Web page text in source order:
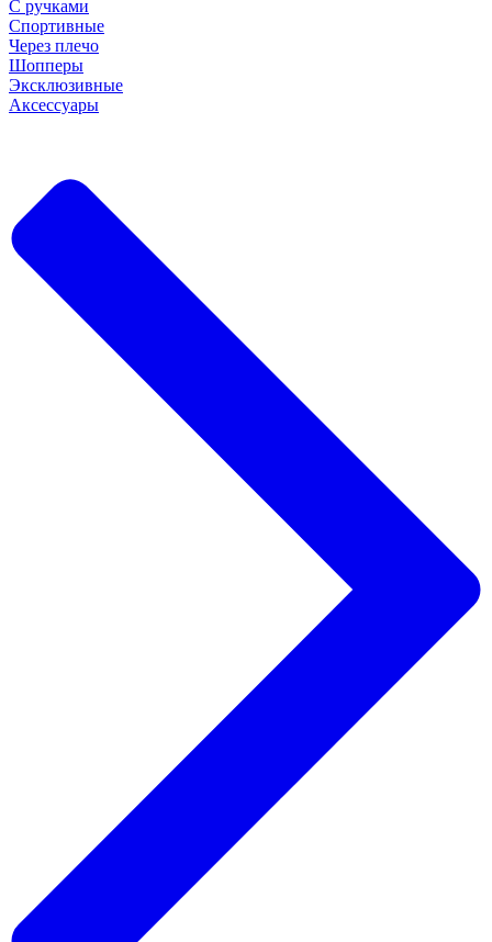
С ручками
Спортивные
Через плечо
Шопперы
Эксклюзивные
Аксессуары